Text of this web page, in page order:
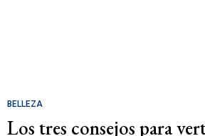
BELLEZA
Los tres consejos para